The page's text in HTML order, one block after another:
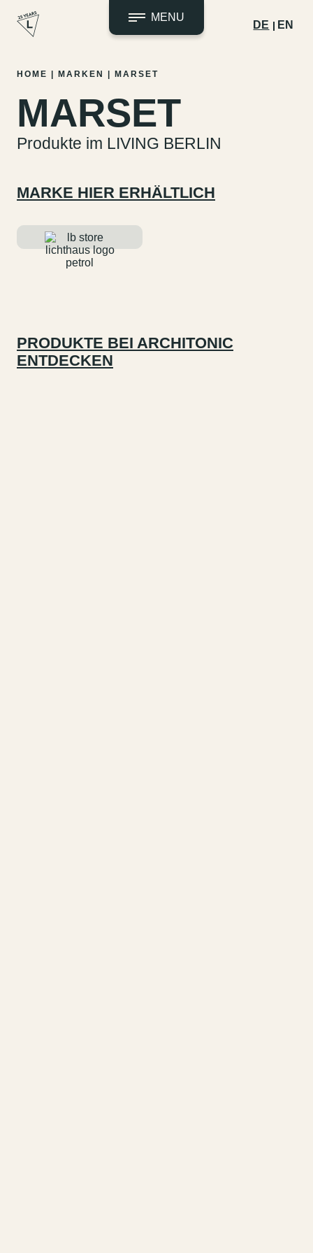
Zum
springen
MENU
DE EN
HOME MARKEN MARSET
MARSET
Produkte im LIVING BERLIN
MARKE HIER ERHÄLTLICH
PRODUKTE BEI ARCHITONIC
ENTDECKEN